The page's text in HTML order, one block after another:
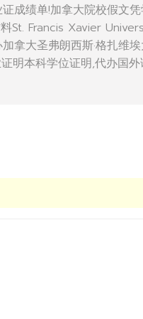
成绩单!加拿大院校假文
St. Francis Xavier
拿大圣弗朗西斯·格扎维
明本科学位证明,代办国外